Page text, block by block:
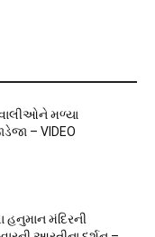
મળ્યા
– VIDEO
હનુમાન મંદિરની